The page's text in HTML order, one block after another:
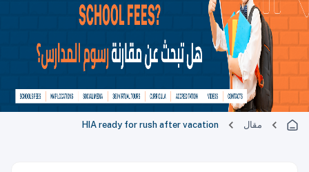
مقال HIA ready for rush after vacation